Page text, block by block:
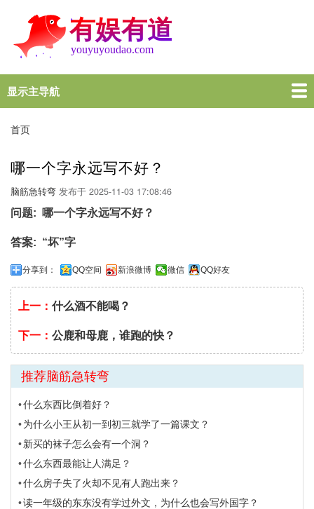
转
到
要
容
Main
navigation
显示主导航
首页
谜语大全
脑筋急转弯
歇后语
十万个为什么
一图一句
名言名句
十万个为什么
屑
首页
哪一个字永远写不好？
脑筋急转弯 发布于 2025-11-03 17:08:46
问题
哪一个字永远写不好？
答案 “坏”字
分享到： QQ空间 新浪微博 微信 QQ好友
上一： 什么酒不能喝？
下一： 公鹿和母鹿，谁跑的快？
推荐脑筋急转弯
什么东西比倒着好？
为什么小王从初一到初三就学了一篇课文？
新买的袜子怎么会有一个洞？
什么东西最能让人满足？
什么房子失了火却不见有人跑出来？
读一年级的东东没有学过外文，为什么也会写外国字？